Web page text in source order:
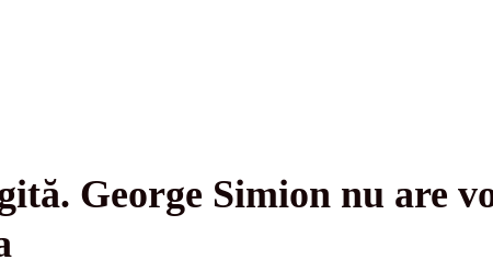
George Simion nu are